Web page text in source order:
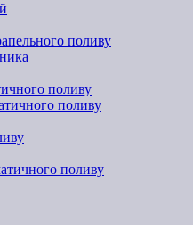
поливу
поливу
поливу
поливу